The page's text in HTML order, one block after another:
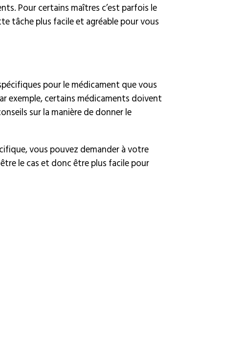
Pour certains maîtres c’est parfois le
tâche plus facile et agréable pour vous
pour le médicament que vous
exemple, certains médicaments doivent
sur la manière de donner le
vous pouvez demander à votre
le cas et donc être plus facile pour